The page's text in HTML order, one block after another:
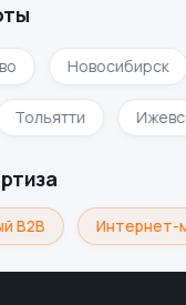
Новосибирск
Тольятти
B2B Интернет-